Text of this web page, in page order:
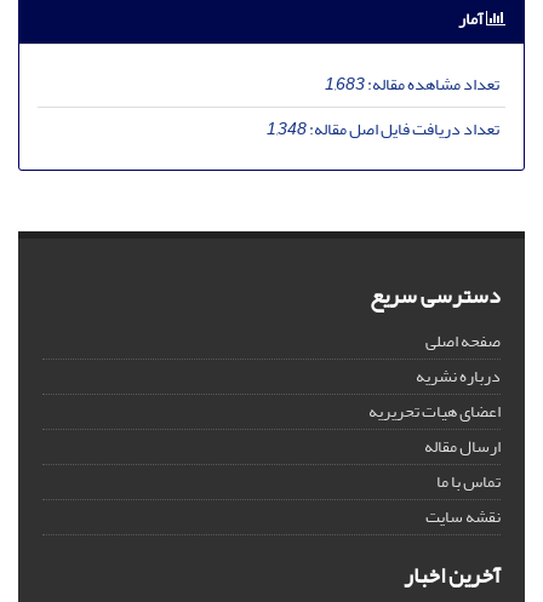
آمار
تعداد مشاهده مقاله:1,683
تعداد دریافت فایل اصل مقاله:1,348
دسترسی سریع
صفحه اصلی
درباره نشریه
اعضای هیات تحریریه
ارسال مقاله
تماس با ما
نقشه سایت
آخرین اخبار